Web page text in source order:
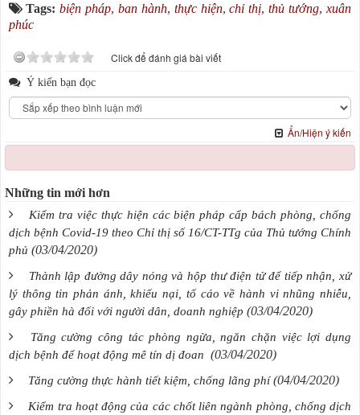
Tags: biện pháp, ban hành, thực hiện,chỉ thị,thủ tướng,xuân
phúc
Click để đánh giá bài viết
Ý kiến bạn đọc
Ẩn/Hiện ý kiến
Những tin mới hơn
Kiểm tra việc thực hiện các biện pháp cấp bách phòng, chống
dịch bệnh Covid-19 theo Chỉ thị số 16/CT-TTg của Thủ tướng Chính
phủ (03/04/2020)
Thành lập đường dây nóng và hộp thư điện tử để tiếp nhận, xử
lý thông tin phản ánh, khiếu nại, tố cáo về hành vi nhũng nhiễu,
gây phiền hà đối với người dân, doanh nghiệp (03/04/2020)
Tăng cường công tác phòng ngừa, ngăn chặn việc lợi dụng
dịch bệnh để hoạt động mê tín dị đoan (03/04/2020)
Tăng cường thực hành tiết kiệm, chống lãng phí (04/04/2020)
Kiểm tra hoạt động của các chốt liên ngành phòng, chống dịch